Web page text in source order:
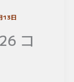
13日
コ